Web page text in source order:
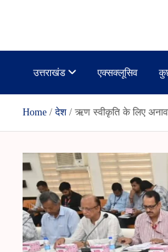
उत्तराखंड एक्सक्लूसिव
Home देश ऋण स्वीकृति के लिए
e